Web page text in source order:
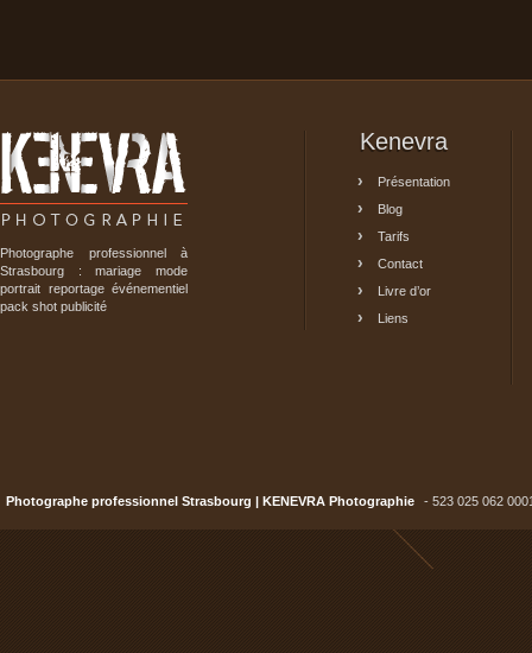
Photographe professionnel à
Strasbourg : mariage mode
portrait reportage événementiel
pack shot publicité
Kenevra
Présentation
Blog
Tarifs
Contact
Livre d’or
Liens
Photographe professionnel Strasbourg | KENEVRA Photographie - 523 025 062